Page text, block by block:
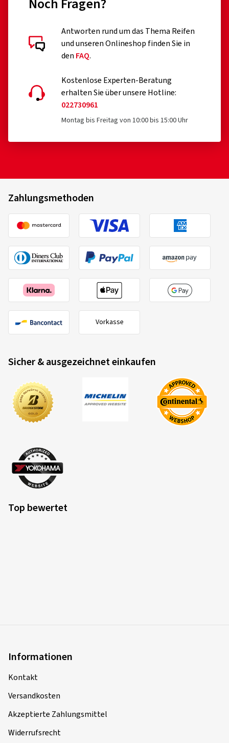
Noch Fragen?
Antworten rund um das Thema Reifen
und unseren Onlineshop finden Sie in
den FAQ.
Kostenlose Experten-Beratung
erhalten Sie über unsere Hotline:
022730961
Montag bis Freitag von 10:00 bis 15:00 Uhr
Zahlungsmethoden
Vorkasse
Sicher & ausgezeichnet einkaufen
Top bewertet
Informationen
Kontakt
Versandkosten
Akzeptierte Zahlungsmittel
Widerrufsrecht